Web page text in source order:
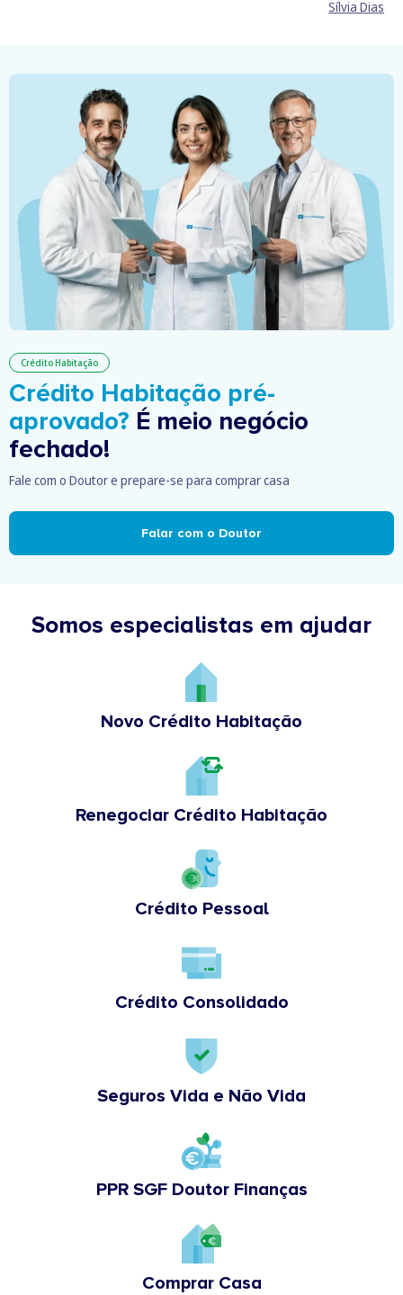
Sílvia Dias
Crédito Habitação
Crédito Habitação pré-
aprovado? É meio negócio
fechado!
Fale com o Doutor e prepare-se para comprar casa
Falar com o Doutor
Somos especialistas em ajudar
Novo Crédito Habitação
Renegociar Crédito Habitação
Crédito Pessoal
Crédito Consolidado
Seguros Vida e Não Vida
PPR SGF Doutor Finanças
Comprar Casa